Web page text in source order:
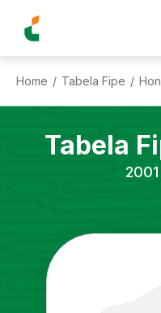
Home / Tabela Fipe /
Tabela
2001